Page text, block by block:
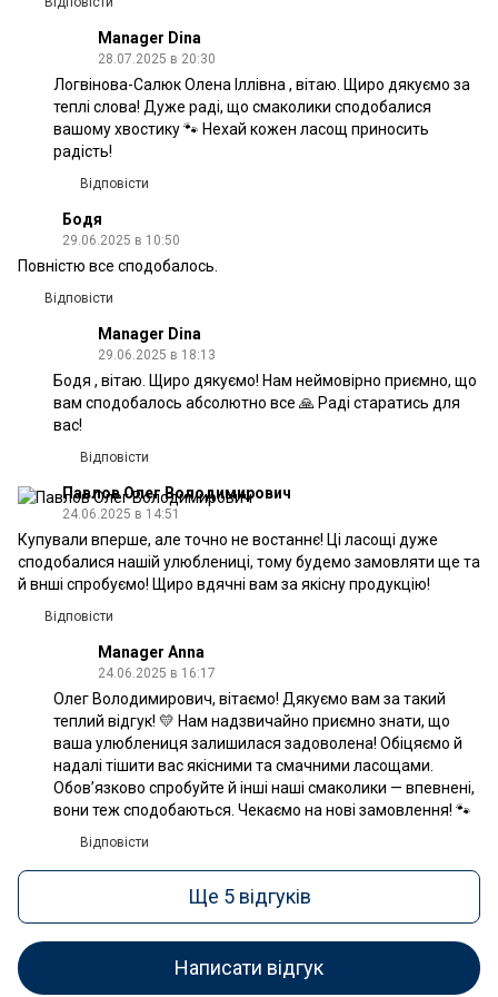
Manager Dina
28.07.2025 в 20:30
Логвінова-Салюк Олена Іллівна , вітаю. Щиро дякуємо за
теплі слова! Дуже раді, що смаколики сподобалися
вашому хвостику 🐾 Нехай кожен ласощ приносить
радість!
Відповісти
Бодя
29.06.2025 в 10:50
Повністю все сподобалось.
Відповісти
Manager Dina
29.06.2025 в 18:13
Бодя , вітаю. Щиро дякуємо! Нам неймовірно приємно, що
вам сподобалось абсолютно все 🙏 Раді старатись для
вас!
Відповісти
Павлов Олег Володимирович
24.06.2025 в 14:51
Купували вперше, але точно не востаннє! Ці ласощі дуже
сподобалися нашій улюблениці, тому будемо замовляти ще та
й внші спробуємо! Щиро вдячні вам за якісну продукцію!
Відповісти
Manager Anna
24.06.2025 в 16:17
Олег Володимирович, вітаємо! Дякуємо вам за такий
теплий відгук! 💛 Нам надзвичайно приємно знати, що
ваша улюблениця залишилася задоволена! Обіцяємо й
надалі тішити вас якісними та смачними ласощами.
Обов’язково спробуйте й інші наші смаколики — впевнені,
вони теж сподобаються. Чекаємо на нові замовлення! 🐾
Відповісти
Ще 5 відгуків
Написати відгук